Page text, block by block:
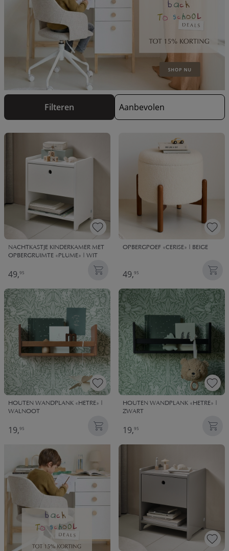
Filteren
NACHTKASTJE KINDERKAMER MET
OPBERGRUIMTE «PLUME» | WIT
49,95
OPBERGPOEF «CERISE» | BEIGE
49,95
HOUTEN WANDPLANK «HETRE» |
WALNOOT
19,95
HOUTEN WANDPLANK «HETRE» |
ZWART
19,95